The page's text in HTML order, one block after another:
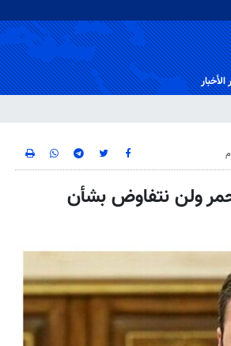
الأخبار
ولن نتفاوض بشأن